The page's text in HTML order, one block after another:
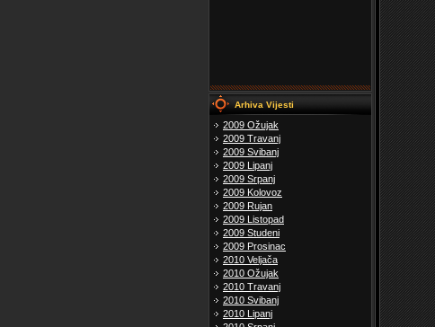
Arhiva Vijesti
2009 Ožujak
2009 Travanj
2009 Svibanj
2009 Lipanj
2009 Srpanj
2009 Kolovoz
2009 Rujan
2009 Listopad
2009 Studeni
2009 Prosinac
2010 Veljača
2010 Ožujak
2010 Travanj
2010 Svibanj
2010 Lipanj